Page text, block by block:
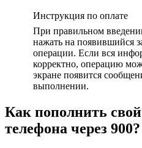
Инструкция по оплате
При правильном
нажать на появившийся
операции. Если вся
корректно, операцию
экране появится
выполнении.
Как пополнить
телефона через 900?